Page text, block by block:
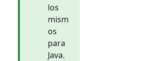
los
mism
os
para
Java.